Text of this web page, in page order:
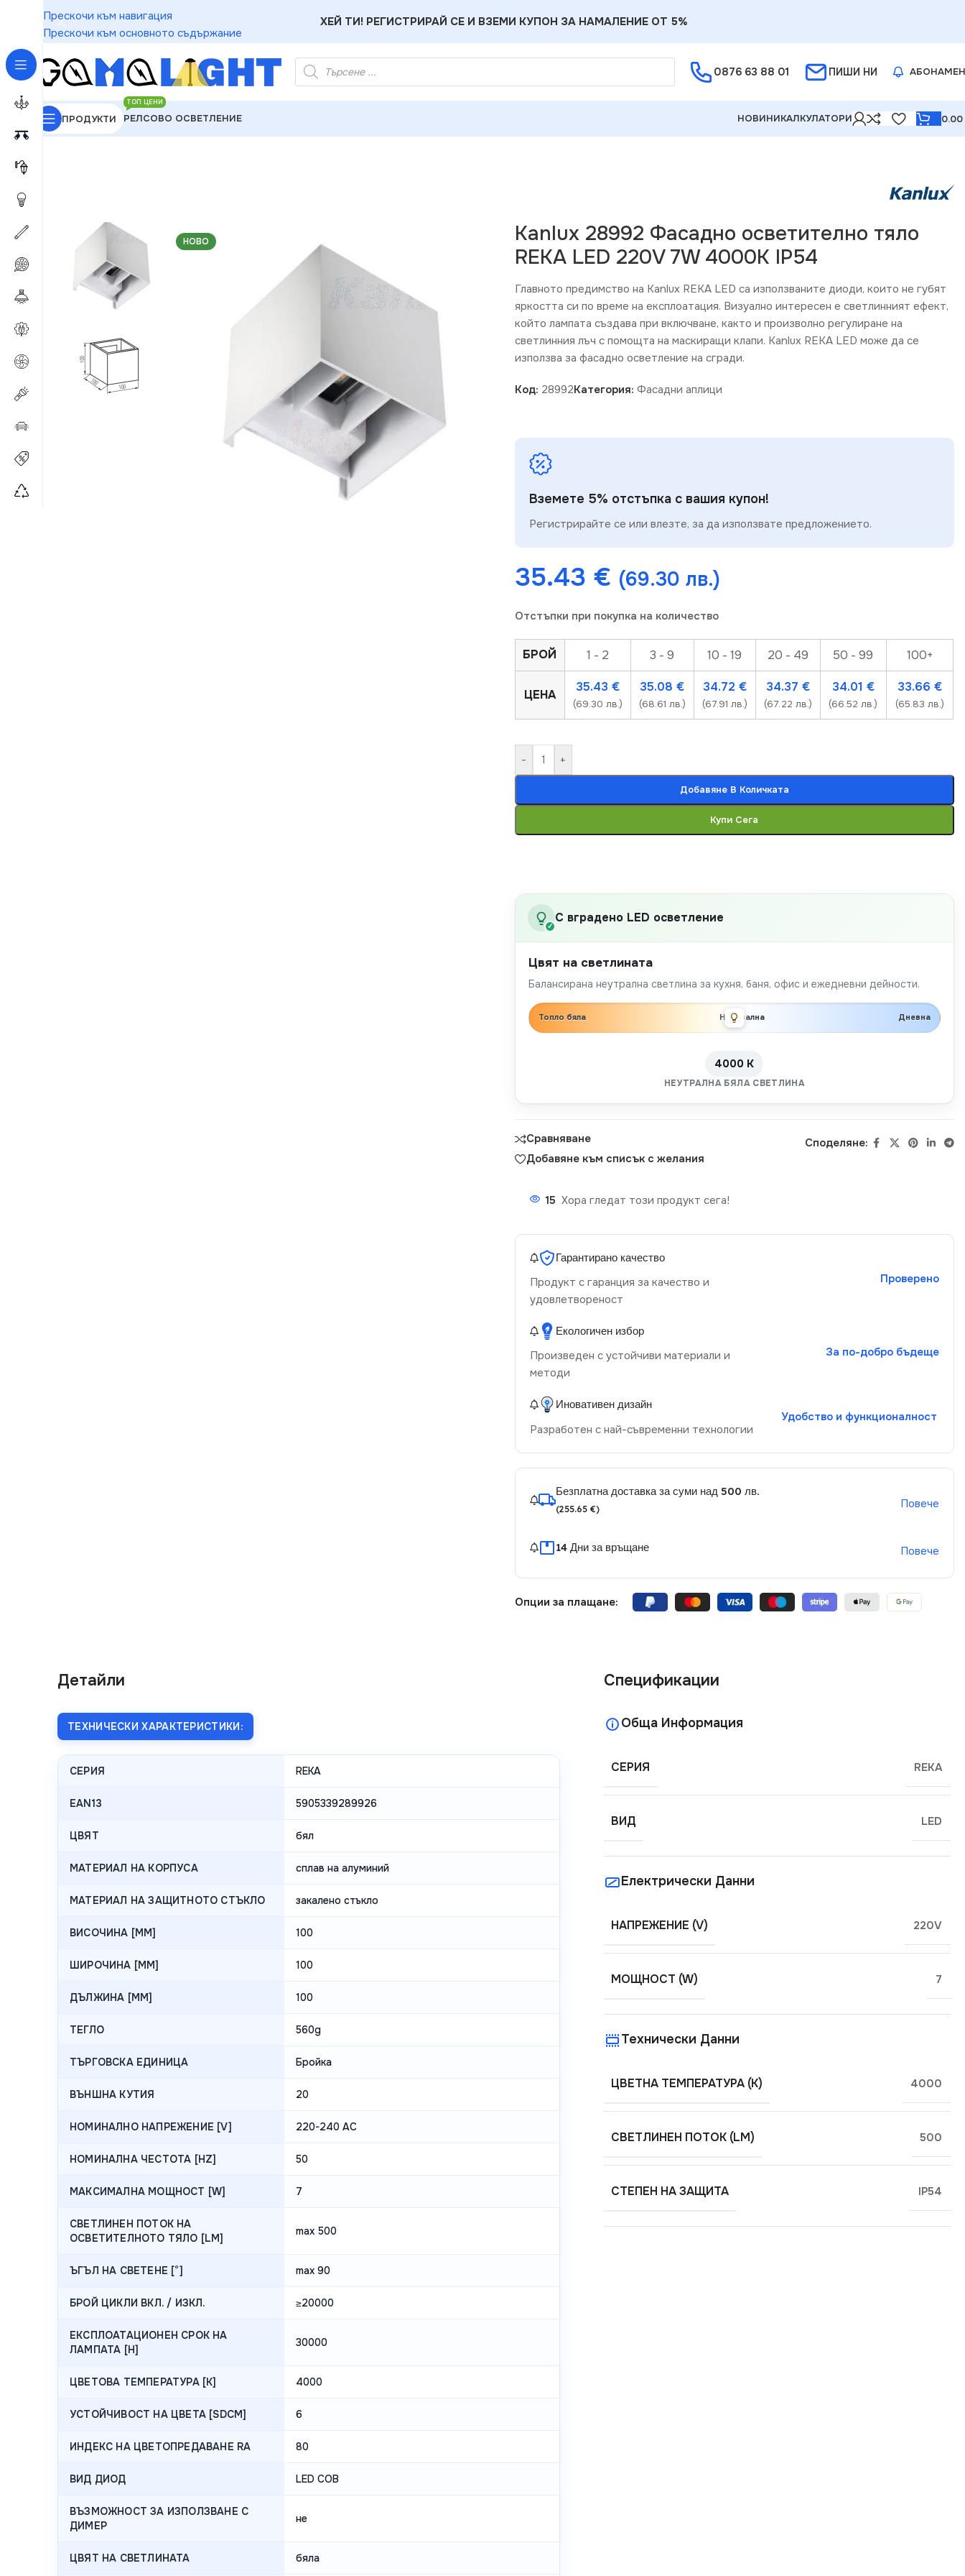
Прескочи към навигация
Прескочи към основното съдържание
ХЕЙ ТИ! РЕГИСТРИРАЙ СЕ И ВЗЕМИ КУПОН ЗА НАМАЛЕНИЕ ОТ 5%
0876 63 88 01 ПИШИ НИ
ПРОДУКТИ РЕЛСОВО ОСВЕТЛЕНИЕ
ТОП ЦЕНИ
НОВИНИКАЛКУЛАТОРИ 0.00
GAMALIGHT»
НОВО
Kanlux 28992 Фасадно осветително тяло
REKA LED 220V 7W 4000K IP54
Главното предимство на Kanlux REKA LED са използваните диоди, които не губят
яркостта си по време на експлоатация. Визуално интересен е светлинният ефект,
който лампата създава при включване, както и произволно регулиране на
светлинния лъч с помощта на маскиращи клапи. Kanlux REKA LED може да се
използва за фасадно осветление на сгради.
Код: 28992Категория: Фасадни аплици
Вземете 5% отстъпка с вашия купон!
Регистрирайте се или влезте, за да използвате предложението.
35.43 € (69.30 лв.)
Отстъпки при покупка на количество
БРОЙ 1 - 2 3 - 9 10 - 19 20 - 49 50 - 99 100+
ЦЕНА
35.43 €
(69.30 лв.)
35.08€
(68.61 лв.)
34.72 €
(67.91 лв.)
34.37 €
(67.22 лв.)
34.01 €
(66.52 лв.)
33.66 €
(65.83 лв.)
- +
Добавяне В Количката
Купи Сега
✓
С вградено LED осветление
Цвят на светлината
Балансирана неутрална светлина за кухня, баня, офис и ежедневни дейности.
Топло бяла Неутрална Дневна
4000 K
НЕУТРАЛНА БЯЛА СВЕТЛИНА
Сравняване
Добавяне към списък с желания
Споделяне:
15 Хора гледат този продукт сега!
Гарантирано качество
Продукт с гаранция за качество и
удовлетвореност
Проверено
Екологичен избор
Произведен с устойчиви материали и
методи
За по-добро бъдеще
Иновативен дизайн
Разработен с най-съвременни технологии
Удобство и функционалност
Безплатна доставка за суми над 500 лв.
(255.65 €) Повече
14 Дни за връщане Повече
Опции за плащане:
Детайли
ТЕХНИЧЕСКИ ХАРАКТЕРИСТИКИ:
СЕРИЯ REKA
EAN13 5905339289926
ЦВЯТ бял
МАТЕРИАЛ НА КОРПУСА сплав на алуминий
МАТЕРИАЛ НА ЗАЩИТНОТО СТЪКЛО закалено стъкло
ВИСОЧИНА [MM] 100
ШИРОЧИНА [MM] 100
ДЪЛЖИНА [MM] 100
ТЕГЛО 560g
ТЪРГОВСКА ЕДИНИЦА Бройка
ВЪНШНА КУТИЯ 20
НОМИНАЛНО НАПРЕЖЕНИЕ [V] 220-240 AC
НОМИНАЛНА ЧЕСТОТА [HZ] 50
МАКСИМАЛНА МОЩНОСТ [W] 7
СВЕТЛИНЕН ПОТОК НА
ОСВЕТИТЕЛНОТО ТЯЛО [LM]
max 500
ЪГЪЛ НА СВЕТЕНЕ [°] max 90
БРОЙ ЦИКЛИ ВКЛ. / ИЗКЛ. ≥20000
ЕКСПЛОАТАЦИОНЕН СРОК НА
ЛАМПАТА [H]
30000
ЦВЕТОВА ТЕМПЕРАТУРА [K] 4000
УСТОЙЧИВОСТ НА ЦВЕТА [SDCM] 6
ИНДЕКС НА ЦВЕТОПРЕДАВАНЕ RA 80
ВИД ДИОД LED COB
ВЪЗМОЖНОСТ ЗА ИЗПОЛЗВАНЕ С
ДИМЕР
не
ЦВЯТ НА СВЕТЛИНАТА бяла
Спецификации
Обща Информация
СЕРИЯ REKA
ВИД LED
Електрически Данни
НАПРЕЖЕНИЕ (V) 220V
МОЩНОСТ (W) 7
Технически Данни
ЦВЕТНА ТЕМПЕРАТУРА (K) 4000
СВЕТЛИНЕН ПОТОК (LM) 500
СТЕПЕН НА ЗАЩИТА IP54